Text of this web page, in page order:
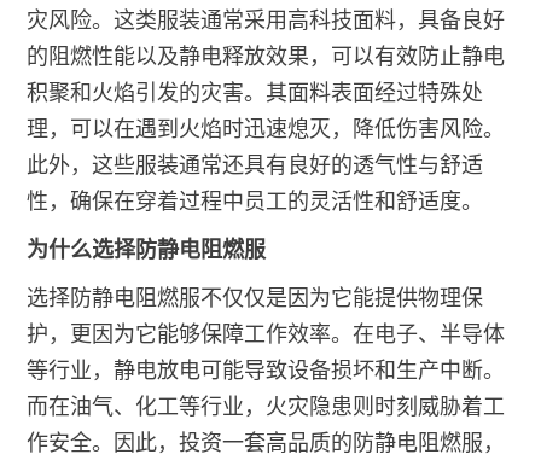
灾风险。这类服装通常采用高科技面料，具备良好
的阻燃性能以及静电释放效果，可以有效防止静电
积聚和火焰引发的灾害。其面料表面经过特殊处
理，可以在遇到火焰时迅速熄灭，降低伤害风险。
此外，这些服装通常还具有良好的透气性与舒适
性，确保在穿着过程中员工的灵活性和舒适度。
为什么选择防静电阻燃服
选择防静电阻燃服不仅仅是因为它能提供物理保
护，更因为它能够保障工作效率。在电子、半导体
等行业，静电放电可能导致设备损坏和生产中断。
而在油气、化工等行业，火灾隐患则时刻威胁着工
作安全。因此，投资一套高品质的防静电阻燃服，